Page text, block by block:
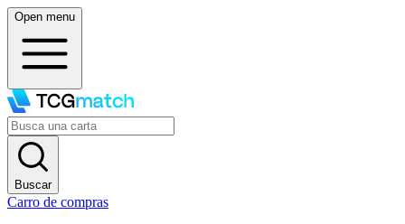
Open menu
Buscar
Carro de compras